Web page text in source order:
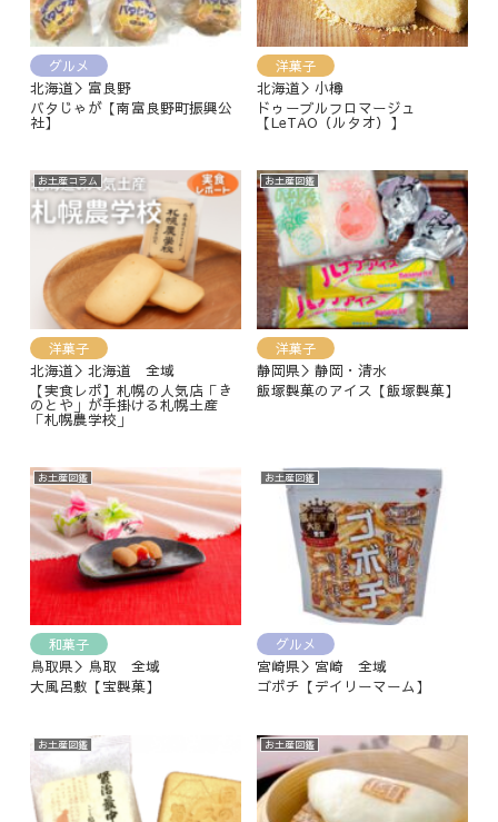
グルメ
北海道＞富良野
バタじゃが【南富良野町振興公
社】
洋菓子
北海道＞小樽
ドゥーブルフロマージュ
【LeTAO（ルタオ）】
お土産コラム
洋菓子
北海道＞北海道 全域
【実食レポ】札幌の人気店「き
のとや」が手掛ける札幌土産
「札幌農学校」
お土産図鑑
洋菓子
静岡県＞静岡・清水
飯塚製菓のアイス【飯塚製菓】
お土産図鑑
和菓子
鳥取県＞鳥取 全域
大風呂敷【宝製菓】
お土産図鑑
グルメ
宮崎県＞宮崎 全域
ゴボチ【デイリーマーム】
お土産図鑑 お土産図鑑